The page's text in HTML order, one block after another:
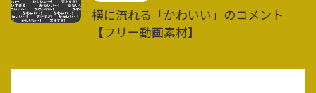
横に流れる「かわいい」のコメント
【フリー動画素材】